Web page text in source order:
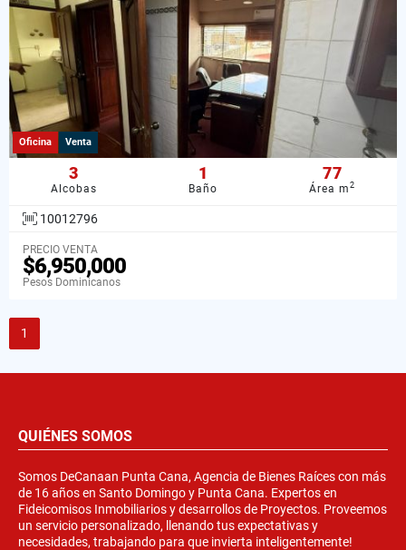
Oficina Venta
3
Alcobas
1
Baño
77
Área m2
10012796
PRECIO VENTA
$6,950,000
Pesos Dominicanos
1
QUIÉNES SOMOS
Somos DeCanaan Punta Cana, Agencia de Bienes Raíces con más
de 16 años en Santo Domingo y Punta Cana. Expertos en
Fideicomisos Inmobiliarios y desarrollos de Proyectos. Proveemos
un servicio personalizado, llenando tus expectativas y
necesidades, trabajando para que invierta inteligentemente!